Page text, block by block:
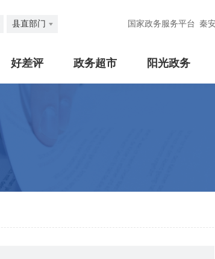
县直部门 国家政务服务平台 秦
好差评 政务超市 阳光政务